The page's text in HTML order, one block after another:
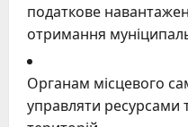
податкове
отримання
Органам місцевого
управляти ресурсами